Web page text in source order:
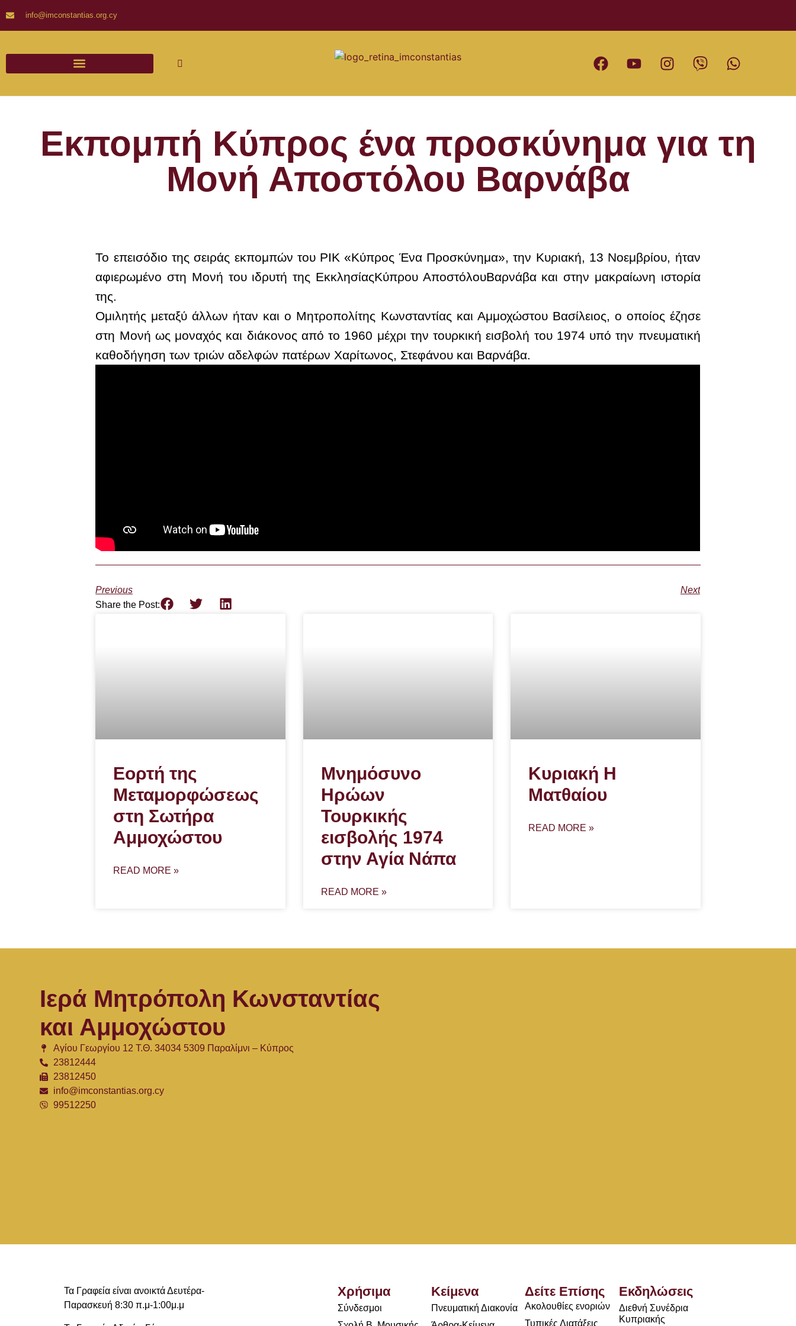
info@imconstantias.org.cy
Εκπομπή Κύπρος ένα προσκύνημα για τη
Μονή Αποστόλου Βαρνάβα
Το επεισόδιο της σειράς εκπομπών του ΡΙΚ «Κύπρος Ένα Προσκύνημα», την Κυριακή, 13 Νοεμβρίου, ήταν
αφιερωμένο στη Μονή του ιδρυτή της ΕκκλησίαςΚύπρου ΑποστόλουΒαρνάβα και στην μακραίωνη ιστορία
της.
Ομιλητής μεταξύ άλλων ήταν και ο Μητροπολίτης Κωνσταντίας και Αμμοχώστου Βασίλειος, ο οποίος έζησε
στη Μονή ως μοναχός και διάκονος από το 1960 μέχρι την τουρκική εισβολή του 1974 υπό την πνευματική
καθοδήγηση των τριών αδελφών πατέρων Χαρίτωνος, Στεφάνου και Βαρνάβα.
Previous
Next
Share the Post:
Εορτή της
Μεταμορφώσεως
στη Σωτήρα
Αμμοχώστου
READ MORE »
Μνημόσυνο
Ηρώων
Τουρκικής
εισβολής 1974
στην Αγία Νάπα
READ MORE »
Κυριακή Η
Ματθαίου
READ MORE »
Ιερά Μητρόπολη Κωνσταντίας
και Αμμοχώστου
Αγίου Γεωργίου 12 Τ.Θ. 34034 5309 Παραλίμνι – Κύπρος
23812444
23812450
info@imconstantias.org.cy
99512250
Τα Γραφεία είναι ανοικτά Δευτέρα-
Παρασκευή 8:30 π.μ-1:00μ.μ
Χρήσιμα
Σύνδεσμοι
Κείμενα
Πνευματική Διακονία
Δείτε Επίσης
Ακολουθίες ενοριών
Τυπικές Διατάξεις
Εκδηλώσεις
Διεθνή Συνέδρια
Κυπριακής